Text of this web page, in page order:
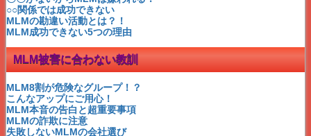
MLMこんな失敗もあった!
MLMインターネット時代！
ブランディング6つの効果
MLM先多苦じゃなく選択よ
MLM成功○○トレーニング
成功を左右する２つのもの
赤塚のパイロゲン飲んだよ♪
参加時の理想的ポジション②
参加時の理想的ポジション①
成功脳でネットビジネス！
MLMザマイラ芸能人に人気
アンソニーロビンズ
○○関係では成功できない
MLMの勘違い活動とは？！
MLM成功できない5つの理由
MLM被害に合わない教訓
MLM8割が危険なグループ！？
こんなアップにご用心！
MLM本音の告白と超重要事項
MLMの詐欺に注意
失敗しないMLMの会社選び